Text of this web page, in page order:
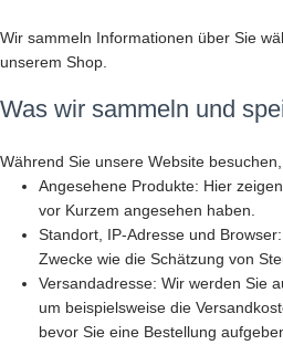
Wir sammeln Informationen über Sie
unserem Shop.
Was wir sammeln und
Während Sie unsere Website
Angesehene Produkte: Hier
vor Kurzem angesehen haben.
Standort, IP-Adresse und
Zwecke wie die Schätzung von
Versandadresse: Wir werden Sie
um beispielsweise die
bevor Sie eine Bestellung